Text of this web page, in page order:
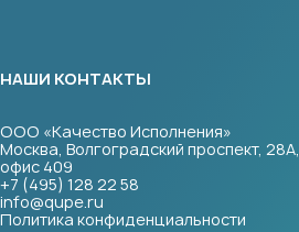
НАШИ КОНТАКТЫ
ООО «Качество Исполнения»
Москва, Волгоградский проспект, 28А,
офис 409
+7 (495) 128 22 58
info@qupe.ru
Политика конфиденциальности